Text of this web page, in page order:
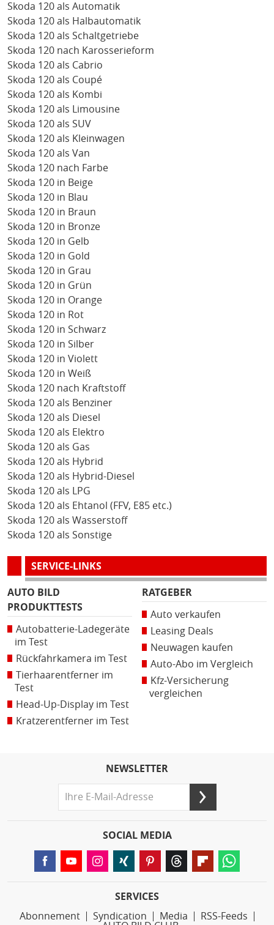
Skoda 120 als Automatik
Skoda 120 als Halbautomatik
Skoda 120 als Schaltgetriebe
Skoda 120 nach Karosserieform
Skoda 120 als Cabrio
Skoda 120 als Coupé
Skoda 120 als Kombi
Skoda 120 als Limousine
Skoda 120 als SUV
Skoda 120 als Kleinwagen
Skoda 120 als Van
Skoda 120 nach Farbe
Skoda 120 in Beige
Skoda 120 in Blau
Skoda 120 in Braun
Skoda 120 in Bronze
Skoda 120 in Gelb
Skoda 120 in Gold
Skoda 120 in Grau
Skoda 120 in Grün
Skoda 120 in Orange
Skoda 120 in Rot
Skoda 120 in Schwarz
Skoda 120 in Silber
Skoda 120 in Violett
Skoda 120 in Weiß
Skoda 120 nach Kraftstoff
Skoda 120 als Benziner
Skoda 120 als Diesel
Skoda 120 als Elektro
Skoda 120 als Gas
Skoda 120 als Hybrid
Skoda 120 als Hybrid-Diesel
Skoda 120 als LPG
Skoda 120 als Ehtanol (FFV, E85 etc.)
Skoda 120 als Wasserstoff
Skoda 120 als Sonstige
SERVICE-LINKS
AUTO BILD
PRODUKTTESTS
Autobatterie-Ladegeräte
im Test
Rückfahrkamera im Test
Tierhaarentferner im
Test
Head-Up-Display im Test
Kratzerentferner im Test
RATGEBER
Auto verkaufen
Leasing Deals
Neuwagen kaufen
Auto-Abo im Vergleich
Kfz-Versicherung
vergleichen
NEWSLETTER
SOCIAL MEDIA
SERVICES
Abonnement
Syndication Media
RSS-Feeds